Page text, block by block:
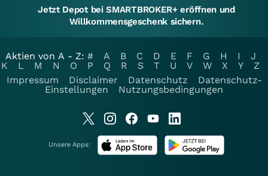
Jetzt Depot bei SMARTBROKER+ eröffnen und
Willkommensgeschenk sichern.
Aktien von A - Z: # A B C D E F G H I
J
K
L M N O P Q R S T U V W X Y
Z
Impressum
Disclaimer Datenschutz
Datenschutz-
Einstellungen
Nutzungsbedingungen
Unsere Apps: